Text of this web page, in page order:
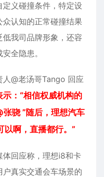
义碰撞条件，特定设
认知的正常碰撞结果
我司品牌形象，还容
全隐患。
@老汤哥Tango 回应
示：“相信权威机构的
骁 ”随后，理想汽车
以啊，直播都行。”
回应称，理想i8和卡
真实交通会车场景的